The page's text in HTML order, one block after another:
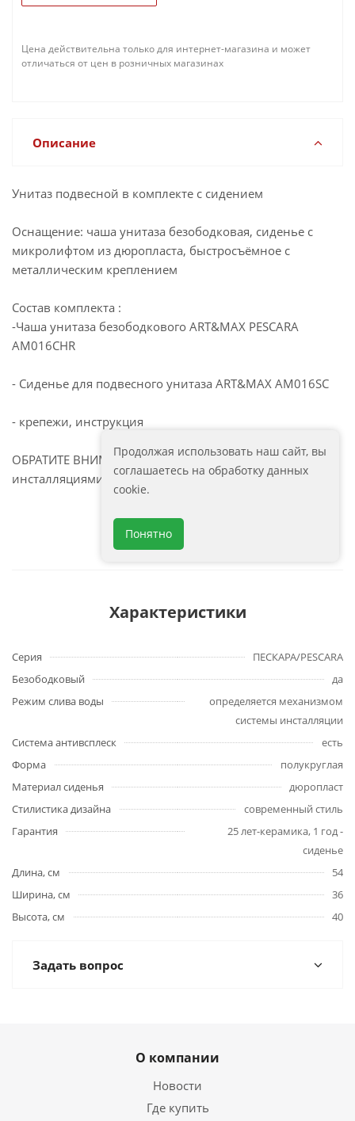
Цена действительна только для интернет-магазина и может
отличаться от цен в розничных магазинах
Описание
Унитаз подвесной в комплекте с сидением
Оснащение: чаша унитаза безободковая, сиденье с
микролифтом из дюропласта, быстросъёмное с
металлическим креплением
Состав комплекта :
-Чаша унитаза безободкового ART&MAX PESCARA
AM016CHR
- Сиденье для подвесного унитаза ART&MAX AM016SC
- крепежи, инструкция
ОБРАТИТЕ ВНИМАНИЕ: совместимость со всеми
инсталляциями
Характеристики
Серия
ПЕСКАРА/PESCARA
Безободковый
да
Режим слива воды
определяется механизмом
системы инсталляции
Система антивсплеск
есть
Форма
полукруглая
Материал сиденья
дюропласт
Стилистика дизайна
современный стиль
Гарантия
25 лет-керамика, 1 год -
сиденье
Длина, см
54
Ширина, см
36
Высота, см
40
Задать вопрос
О компании
Новости
Где купить
Продолжая использовать наш сайт, вы
соглашаетесь на обработку данных
cookie.
Понятно